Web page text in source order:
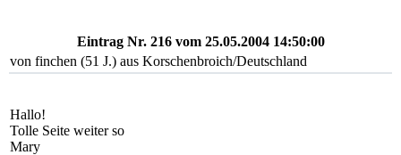
Eintrag Nr. 216vom 25.05.2004 14:50:00
von finchen (51 J.) aus Korschenbroich/Deutschland
Hallo!
Tolle Seite weiter so
Mary